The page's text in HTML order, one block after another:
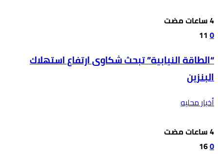
0
11
“الطاقة النيابية” تبحث شكاوى ارتفاع استهلاك
البنزين
أخبار محليه
0
16